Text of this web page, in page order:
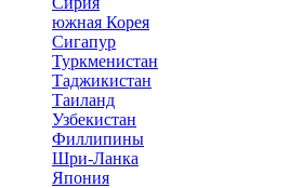
южная Корея
Сигапур
Туркменистан
Таджикистан
Таиланд
Узбекистан
Филлипины
Шри-Ланка
Япония